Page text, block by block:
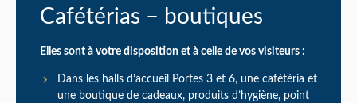
Cafétérias – boutiques
Elles sont à votre disposition et à celle de vos visiteurs :
Dans les halls d’accueil Portes 3 et 6, une cafétéria et
une boutique de cadeaux, produits d’hygiène, point